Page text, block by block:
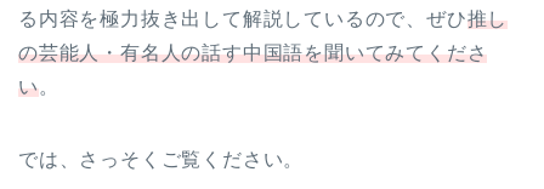
る内容を極力抜き出して解説しているので、ぜひ推し
の芸能人・有名人の話す中国語を聞いてみてくださ
い。
では、さっそくご覧ください。